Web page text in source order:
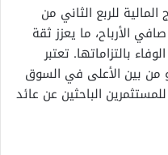
للربع الثاني من
صافي الأرباح، ما يعزز ثقة
بالتزاماتها. تعتبر
من بين الأعلى في السوق
الباحثين عن عائد